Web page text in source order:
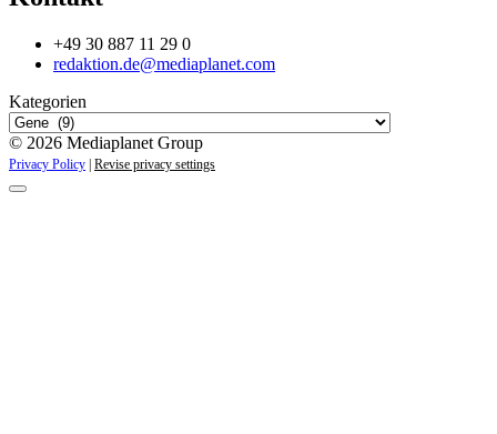
+49 30 887 11 29 0
redaktion.de@mediaplanet.com
Kategorien
© 2026 Mediaplanet Group
Privacy Policy Revise privacy settings